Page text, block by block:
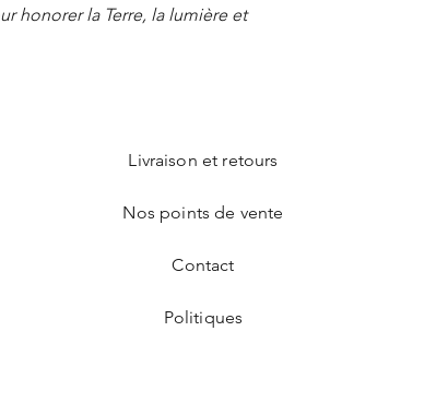
honorer la Terre, la lumière et
Livraison et retours
Nos points de vente
Contact
Politiques